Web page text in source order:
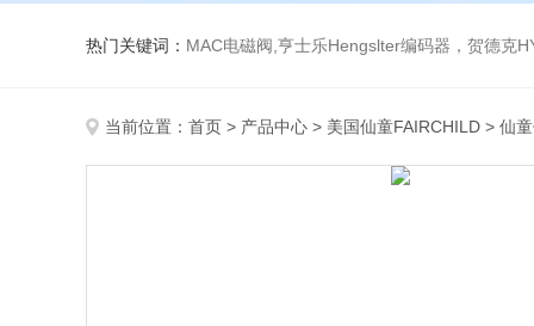
热门关键词： MAC电磁阀,亨士乐Hengslter编码器，贺德克HYDAC传感器，阿斯卡ASCO电磁阀，
当前位置： 首页 > 产品中心 > 美国仙童FAIRCHILD > 仙